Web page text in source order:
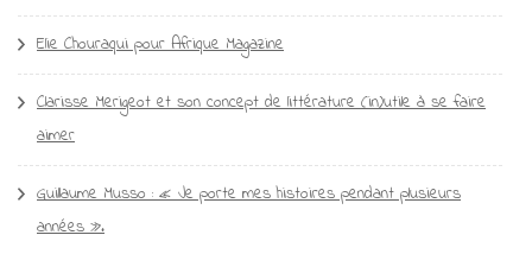
Elie Chouraqui pour Afrique Magazine
Clarisse Merigeot et son concept de littérature (in)utile à se faire
aimer
Guillaume Musso : « Je porte mes histoires pendant plusieurs
années ».